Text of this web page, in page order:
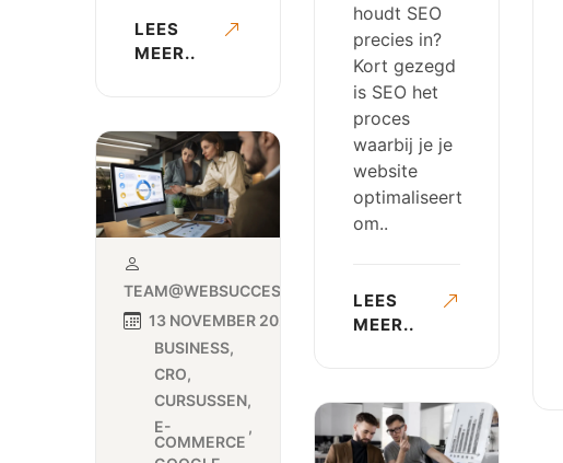
LEES
MEER..
houdt SEO
precies in?
Kort gezegd
is SEO het
proces
waarbij je je
website
optimaliseert
om..
LEES
MEER..
TEAM@WEBSUCCESMARKETING.NL
13 NOVEMBER 2024
BUSINESS
CRO
CURSUSSEN
E-
COMMERCE